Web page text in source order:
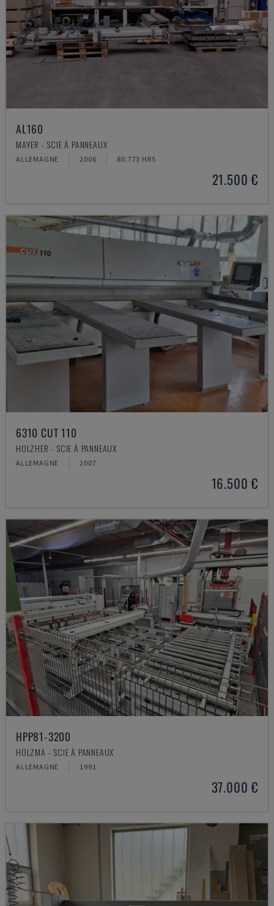
AL160
MAYER - SCIE À PANNEAUX
ALLEMAGNE 2006 80.773 HRS
21.500 €
6310 CUT 110
HOLZHER - SCIE À PANNEAUX
ALLEMAGNE 2007
16.500 €
HPP81-3200
HOLZMA - SCIE À PANNEAUX
ALLEMAGNE 1991
37.000 €